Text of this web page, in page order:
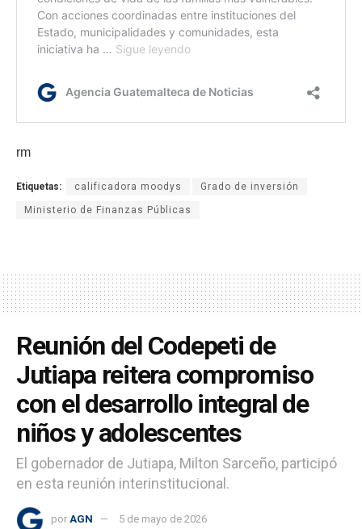
rm
Etiquetas: calificadora moodys Grado de inversión
Ministerio de Finanzas Públicas
Reunión del Codepeti de
Jutiapa reitera compromiso
con el desarrollo integral de
niños y adolescentes
El gobernador de Jutiapa, Milton Sarceño, participó
en esta reunión interinstitucional.
por AGN 5 de mayo de 2026